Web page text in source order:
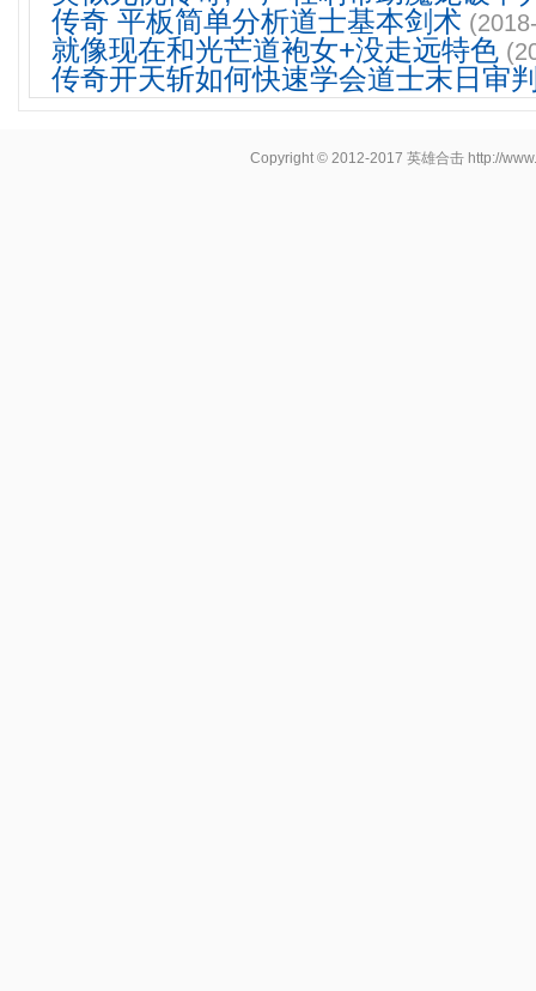
传奇 平板简单分析道士基本剑术
就像现在和光芒道袍女+没走远特色
传奇开天斩如何快速学会道士末日审
Copyright © 2012-2017 英雄合击 http://